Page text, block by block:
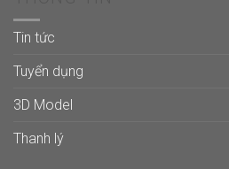
Tin tức
Tuyển dụng
3D Model
Thanh lý